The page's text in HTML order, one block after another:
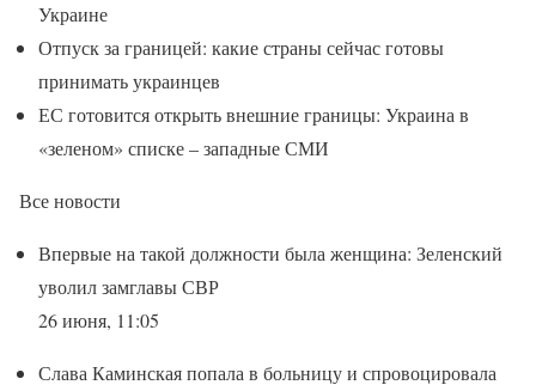
Украине
Отпуск за границей: какие страны сейчас готовы
принимать украинцев
ЕС готовится открыть внешние границы: Украина в
«зеленом» списке – западные СМИ
Все новости
Впервые на такой должности была женщина: Зеленский
уволил замглавы СВР
26 июня, 11:05
Слава Каминская попала в больницу и спровоцировала